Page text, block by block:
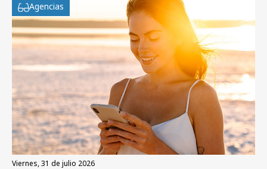
Agencias
viernes, 31 de julio 2026